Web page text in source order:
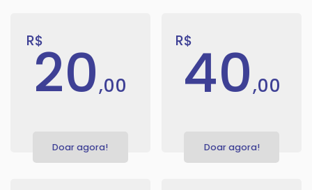
R$20,00
Doar agora!
R$40,00
Doar agora!